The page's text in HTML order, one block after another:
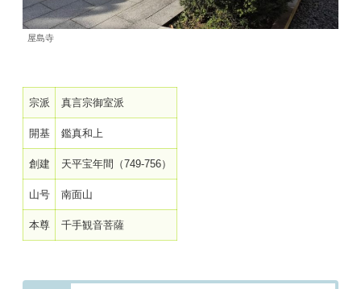
屋島寺
宗派 真言宗御室派
開基 鑑真和上
創建 天平宝年間（749-756）
山号 南面山
本尊 千手観音菩薩